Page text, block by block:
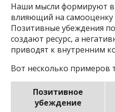
Наши мысли формируют
влияющий на самооценку
Позитивные убеждения
создают ресурс, а
приводят к внутренним
Вот несколько примеров
Позитивное
убеждение